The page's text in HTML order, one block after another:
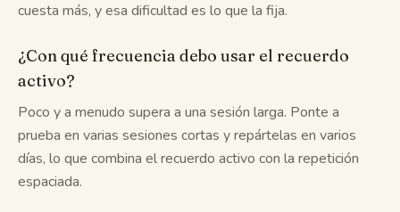
cuesta más, y esa dificultad es lo que la fija.
¿Con qué frecuencia debo usar el recuerdo
activo?
Poco y a menudo supera a una sesión larga. Ponte a
prueba en varias sesiones cortas y repártelas en varios
días, lo que combina el recuerdo activo con la repetición
espaciada.